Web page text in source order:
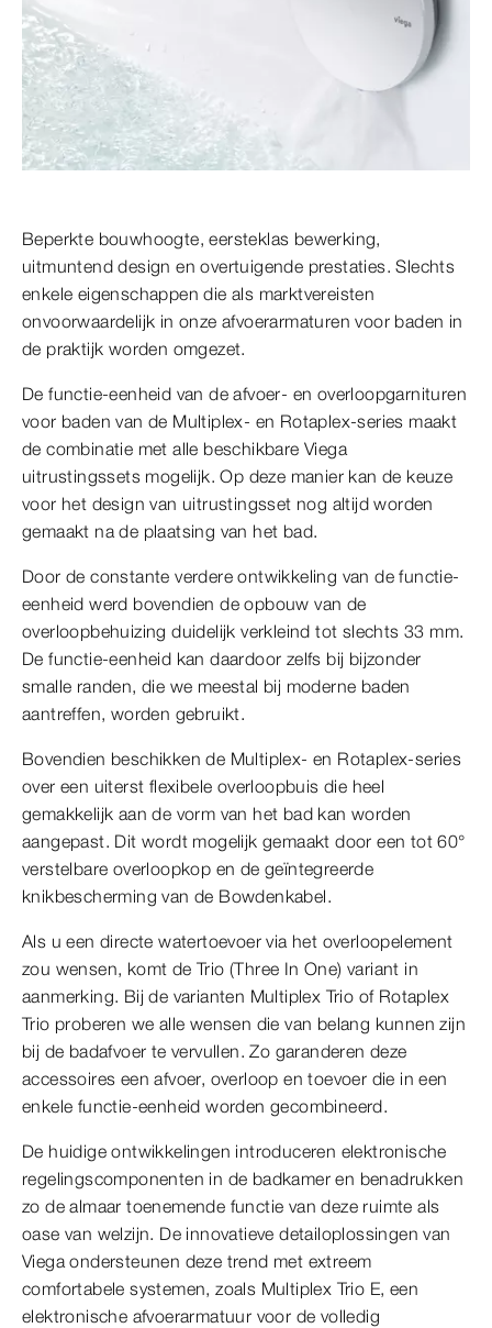
Beperkte bouwhoogte, eersteklas bewerking,
uitmuntend design en overtuigende prestaties. Slechts
enkele eigenschappen die als marktvereisten
onvoorwaardelijk in onze afvoerarmaturen voor baden in
de praktijk worden omgezet.
De functie-eenheid van de afvoer- en overloopgarnituren
voor baden van de Multiplex- en Rotaplex-series maakt
de combinatie met alle beschikbare Viega
uitrustingssets mogelijk. Op deze manier kan de keuze
voor het design van uitrustingsset nog altijd worden
gemaakt na de plaatsing van het bad.
Door de constante verdere ontwikkeling van de functie-
eenheid werd bovendien de opbouw van de
overloopbehuizing duidelijk verkleind tot slechts 33 mm.
De functie-eenheid kan daardoor zelfs bij bijzonder
smalle randen, die we meestal bij moderne baden
aantreffen, worden gebruikt.
Bovendien beschikken de Multiplex- en Rotaplex-series
over een uiterst flexibele overloopbuis die heel
gemakkelijk aan de vorm van het bad kan worden
aangepast. Dit wordt mogelijk gemaakt door een tot 60°
verstelbare overloopkop en de geïntegreerde
knikbescherming van de Bowdenkabel.
Als u een directe watertoevoer via het overloopelement
zou wensen, komt de Trio (Three In One) variant in
aanmerking. Bij de varianten Multiplex Trio of Rotaplex
Trio proberen we alle wensen die van belang kunnen zijn
bij de badafvoer te vervullen. Zo garanderen deze
accessoires een afvoer, overloop en toevoer die in een
enkele functie-eenheid worden gecombineerd.
De huidige ontwikkelingen introduceren elektronische
regelingscomponenten in de badkamer en benadrukken
zo de almaar toenemende functie van deze ruimte als
oase van welzijn. De innovatieve detailoplossingen van
Viega ondersteunen deze trend met extreem
comfortabele systemen, zoals Multiplex Trio E, een
elektronische afvoerarmatuur voor de volledig